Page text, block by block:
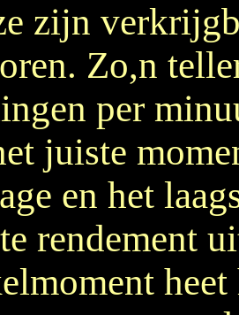
zijn
Zo,n
per
juiste
en het
rendement